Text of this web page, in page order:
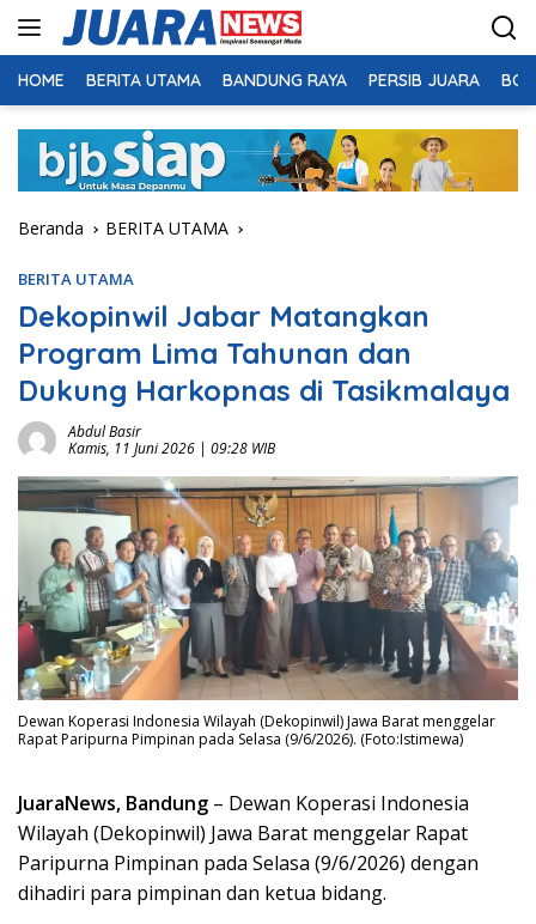
HOME BERITA UTAMA BANDUNG RAYA PERSIB JUARA
Beranda BERITA UTAMA
BERITA UTAMA
Dekopinwil Jabar Matangkan
Program Lima Tahunan dan
Dukung Harkopnas di Tasikmalaya
Abdul Basir
Kamis, 11 Juni 2026 | 09:28 WIB
Dewan Koperasi Indonesia Wilayah (Dekopinwil) Jawa Barat menggelar
Rapat Paripurna Pimpinan pada Selasa (9/6/2026). (Foto:Istimewa)
JuaraNews, Bandung – Dewan Koperasi Indonesia
Wilayah (Dekopinwil) Jawa Barat menggelar Rapat
Paripurna Pimpinan pada Selasa (9/6/2026) dengan
dihadiri para pimpinan dan ketua bidang.